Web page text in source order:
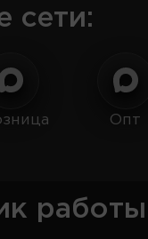
сети:
Опт